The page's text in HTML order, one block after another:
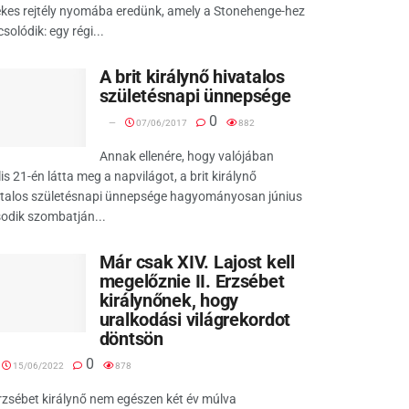
rejtély nyomába eredünk, amely a Stonehenge-hez
egy régi...
A brit királynő hivatalos
születésnapi ünnepsége
07/06/2017 0 882
Annak ellenére, hogy valójában
21-én látta meg a napvilágot, a brit királynő
születésnapi ünnepsége hagyományosan június
szombatján...
Már csak XIV. Lajost kell
megelőznie II. Erzsébet
királynőnek, hogy
uralkodási világrekordot
döntsön
15/06/2022 0 878
királynő nem egészen két év múlva